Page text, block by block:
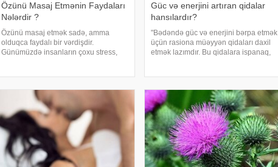
Özünü Masaj Etmənin Faydaları
Nələrdir ?
Özünü masaj etmək sadə, amma
olduqca faydalı bir vərdişdir.
Günümüzdə insanların çoxu stress,
olmadan özünü masa
Güc və enerjini artıran qidalar
hansılardır?
"Bədəndə güc və enerjini bərpa etmək
üçün rasiona müəyyən qidaları daxil
etmək lazımdır. Bu qidalara ispanaq,